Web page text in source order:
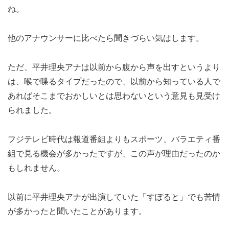
ね。
他のアナウンサーに比べたら聞きづらい気はします。
ただ、平井理央アナは以前から腹から声を出すというより
は、喉で喋るタイプだったので、以前から知っている人で
あればそこまでおかしいとは思わないという意見も見受け
られました。
フジテレビ時代は報道番組よりもスポーツ、バラエティ番
組で見る機会が多かったですが、この声が理由だったのか
もしれません。
以前に平井理央アナが出演していた「すぽると」でも苦情
が多かったと聞いたことがあります。